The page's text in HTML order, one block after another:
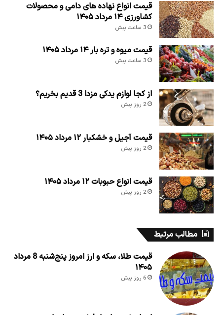
قیمت انواع نهاده های دامی و محصولات
کشاورزی ۱۴ مرداد ۱۴۰۵
3 ساعت پیش
قیمت میوه و تره بار ۱۴ مرداد ۱۴۰۵
3 ساعت پیش
از کجا لوازم یدکی مزدا 3 قدیم بخریم؟
2 روز پیش
قیمت آجیل و خشکبار ۱۲ مرداد ۱۴۰۵
2 روز پیش
قیمت انواع حبوبات ۱۲ مرداد ۱۴۰۵
2 روز پیش
مطالب مرتبط
قیمت طلا، سکه و ارز امروز پنج‌شنبه 8 مرداد
۱۴۰۵
6 روز پیش